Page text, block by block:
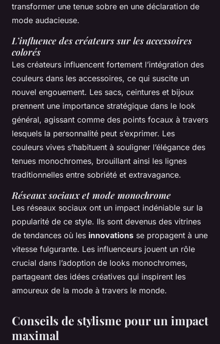
transformer une tenue sobre en une déclaration de
mode audacieuse.
L’influence des créateurs sur les accessoires
colorés
Les créateurs influencent fortement l’intégration des
couleurs dans les accessoires, ce qui suscite un
nouvel engouement. Les sacs, ceintures et bijoux
prennent une importance stratégique dans le look
général, agissant comme des points focaux à travers
lesquels la personnalité peut s’exprimer. Les
couleurs vives s’habituent à souligner l’élégance des
tenues monochromes, brouillant ainsi les lignes
traditionnelles entre sobriété et extravagance.
Réseaux sociaux et mode monochrome
Les réseaux sociaux ont un impact indéniable sur la
popularité de ce style. Ils sont devenus des vitrines
de tendances où les innovations se propagent à une
vitesse fulgurante. Les influenceurs jouent un rôle
crucial dans l’adoption de looks monochromes,
partageant des idées créatives qui inspirent les
amoureux de la mode à travers le monde.
Conseils de stylisme pour un impact
maximal